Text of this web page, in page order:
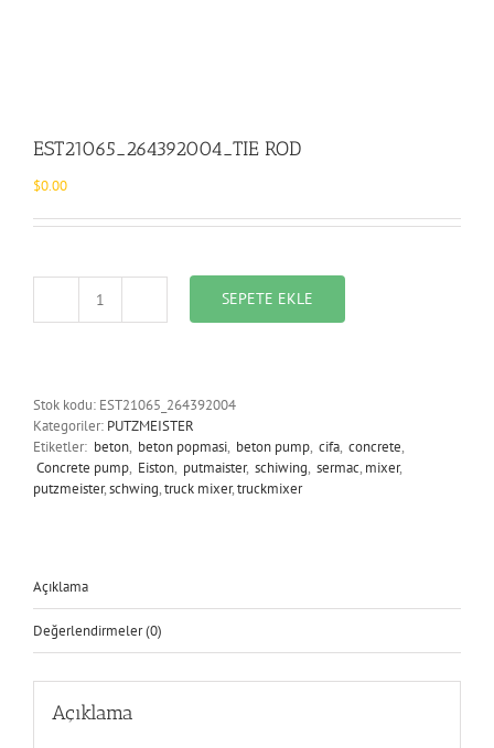
EST21065_264392004_TIE ROD
$0.00
EST21065_264392004_TIESEPETE EKLE
Stok kodu: EST21065_264392004
Kategoriler: PUTZMEISTER
Etiketler: beton, beton popmasi, beton pump, cifa, concrete,
Concrete pump, Eiston, putmaister, schiwing, sermac, mixer,
putzmeister,schwing,truck mixer,truckmixer
Açıklama
Değerlendirmeler (0)
Açıklama